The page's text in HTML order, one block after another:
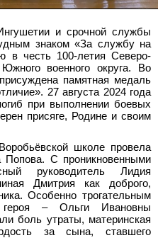
и срочной службы
знаком «За службу на
в честь 100-летия Северо-
Южного военного округа. Во
памятная медаль
27 августа 2024 года
при выполнении боевых
присяге, Родине и своим
школе провела
Попова. С проникновенными
руководитель Лидия
Дмитрия как доброго,
Особенно трогательным
– Ольги Ивановны
боль утраты, материнская
за сына, ставшего